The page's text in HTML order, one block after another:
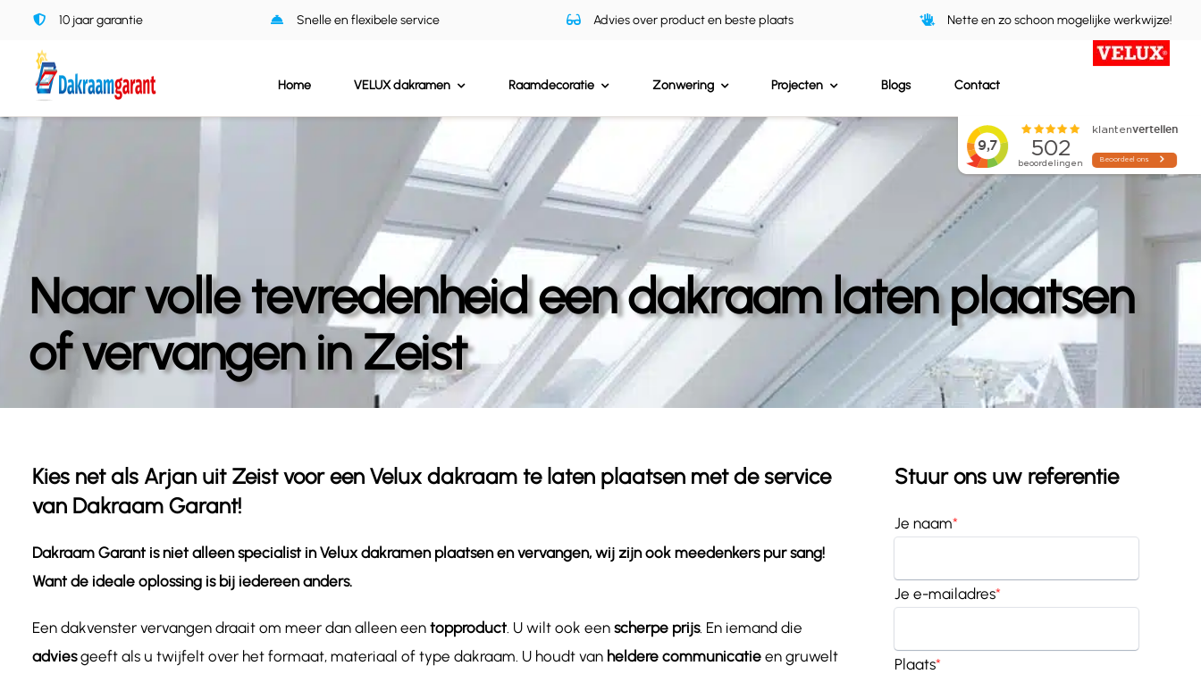
inhoud
10 jaar garantie Snelle en flexibele service Advies over product en beste plaats Nette en zo schoon mogelijke werkwijze!
Home VELUX dakramen Raamdecoratie Zonwering Projecten Blogs Contact
Naar volle tevredenheid een dakraam laten plaatsen
of vervangen in Zeist
Kies net als Arjan uit Zeist voor een Velux dakraam te laten plaatsen met de service
van Dakraam Garant!
Dakraam Garant is niet alleen specialist in Velux dakramen plaatsen en vervangen, wij zijn ook meedenkers pur sang!
Want de ideale oplossing is bij iedereen anders.
Een dakvenster vervangen draait om meer dan alleen eentopproduct. U wilt ook eenscherpe prijs. En iemand die
adviesgeeft als u twijfelt over het formaat, materiaal of type dakraam. U houdt van heldere communicatie en gruwelt
Stuur ons uw referentie
Je naam*
Je e-mailadres*
Plaats*